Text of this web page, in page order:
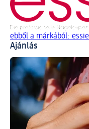
ebből a márkából: essie
Ajánlás